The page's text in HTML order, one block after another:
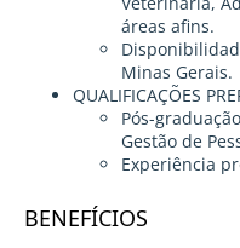
áreas afins.
Minas Gerais.
QUALIFICAÇÕES
Pós-
Gestão de
Experiência
BENEFÍCIOS